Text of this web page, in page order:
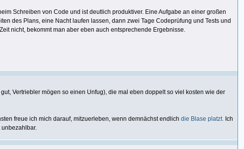
Schreiben von Code und ist deutlich produktiver. Eine Aufgabe an einer großen
des Plans, eine Nacht laufen lassen, dann zwei Tage Codeprüfung und Tests und
nicht, bekommt man aber eben auch entsprechende Ergebnisse.
Vertriebler mögen so einen Unfug), die mal eben doppelt so viel kosten wie der
freue ich mich darauf, mitzuerleben, wenn demnächst endlich die Blase platzt. Ich